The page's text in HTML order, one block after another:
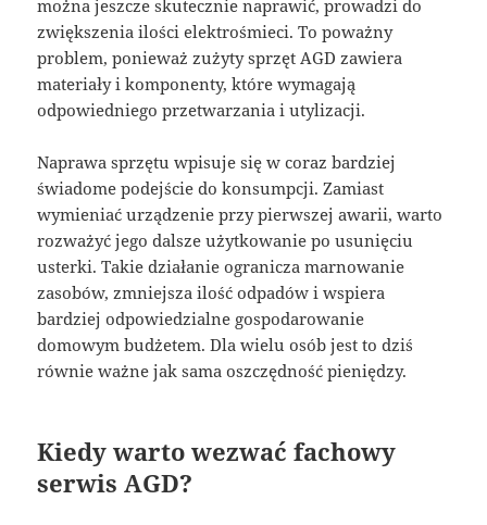
można jeszcze skutecznie naprawić, prowadzi do
zwiększenia ilości elektrośmieci. To poważny
problem, ponieważ zużyty sprzęt AGD zawiera
materiały i komponenty, które wymagają
odpowiedniego przetwarzania i utylizacji.
Naprawa sprzętu wpisuje się w coraz bardziej
świadome podejście do konsumpcji. Zamiast
wymieniać urządzenie przy pierwszej awarii, warto
rozważyć jego dalsze użytkowanie po usunięciu
usterki. Takie działanie ogranicza marnowanie
zasobów, zmniejsza ilość odpadów i wspiera
bardziej odpowiedzialne gospodarowanie
domowym budżetem. Dla wielu osób jest to dziś
równie ważne jak sama oszczędność pieniędzy.
Kiedy warto wezwać fachowy
serwis AGD?